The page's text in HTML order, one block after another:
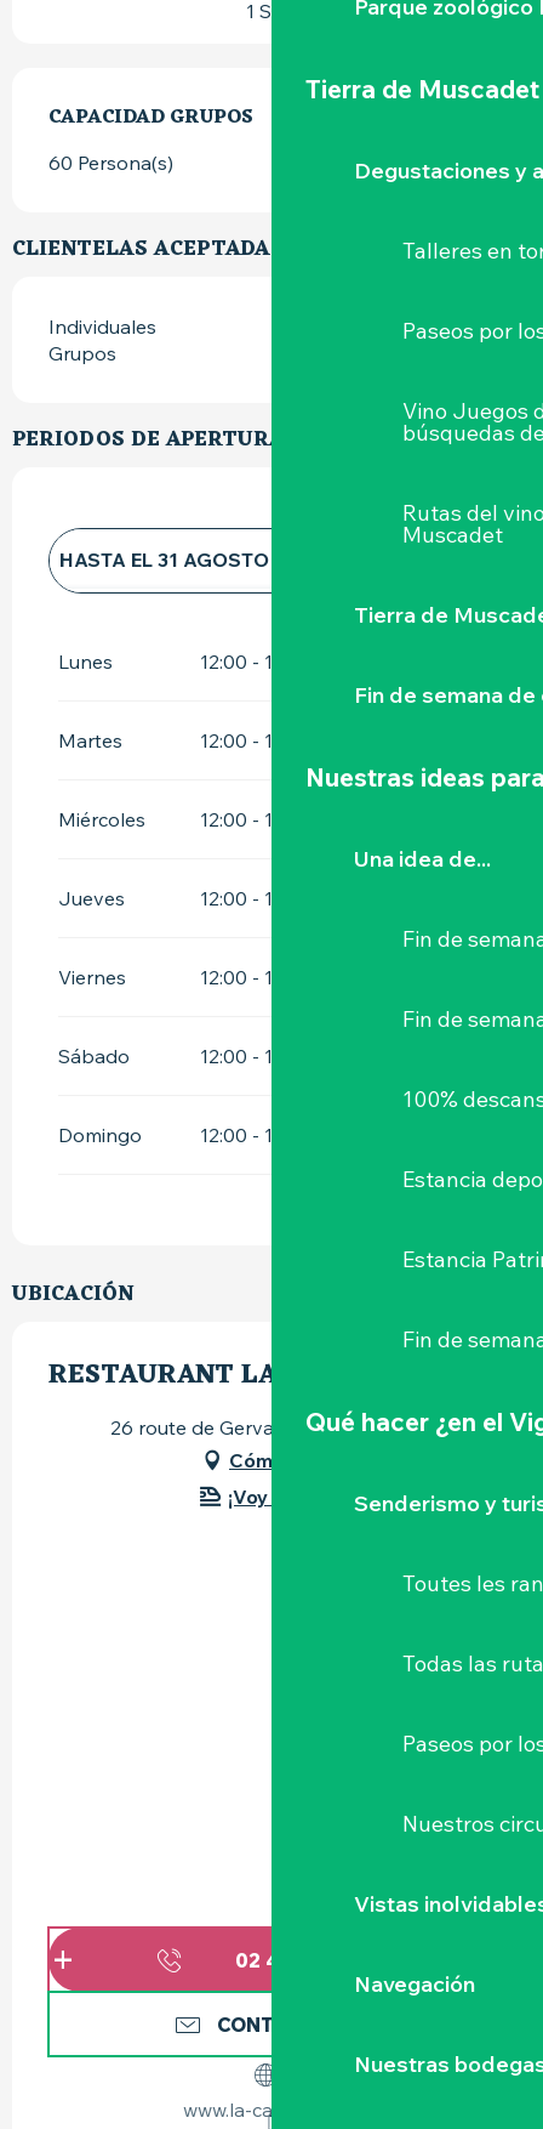
Parque
Tierra de Muscadet
Degustaciones y
Talleres en
Paseos por
Vino Juegos
búsquedas
Rutas del
Muscadet
Tierra de
Fin de semana
Nuestras ideas
Una idea de...
Fin de
Fin de
100%
Estancia
Estancia
Fin de
Qué hacer ¿en el
Senderismo y
Toutes les
Todas las
Paseos por
Nuestros
Vistas
Navegación
Nuestras
1 Sala
CAPACIDAD GRUPOS
CAPACIDAD GRUPOS
60 Persona(s)
CLIENTELAS ACEPTADAS
Individuales
Grupos
PERIODOS DE APERTURA
HASTA EL 31 AGOSTO 2026
AL31
Lunes
12:00 - 13:30
Martes 12:00 - 13:30
Miércoles 12:00 - 13:30
Jueves 12:00 - 13:30
Viernes 12:00 - 13:30
Sábado 12:00 - 13:30
Domingo 12:00 - 13:30
UBICACIÓN
RESTAURANT LA CASCADE
26 route de Gervaux, 44190 Clisson
Cómo llegar
¡Voy en tren!
02 40 54 02
CONTÁCTENOS
www.la-cascade.net